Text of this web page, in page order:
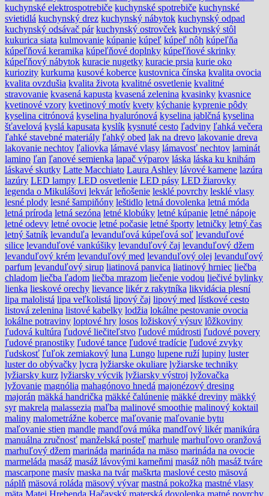
kuchynské elektrospotrebiče kuchynské spotrebiče kuchynské
svietidlá kuchynský drez kuchynský nábytok kuchynský odpad
kuchynský odsávač pár kuchynský ostrovček kuchynský stôl
kukurica siata kulmovanie kúpanie kúpeľ kúpeľ nôh kúpeľňa
kúpeľňová keramika kúpeľňové doplnky kúpeľňové skrinky
kúpeľňový nábytok kuracie nugetky kuracie prsia kurie oko
kuriozity kurkuma kusové koberce kustovnica čínska kvalita ovocia
kvalita ovzdušia kvalita života kvalitné osvetlenie kvalitné
stravovanie kvasená kapusta kvasená zelenina kvasinky kvasnice
kvetinové vzory kvetinový motív kvety kýchanie kyprenie pôdy
kyselina citrónová kyselina hyalurónová kyselina jablčná kyselina
šťavelová kyslá kapusata kyslík kysnuté cesto ľadviny ľahká večera
ľahké stavebné materiály ľahký obed lak na drevo lakovanie dreva
lakovanie nechtov ľaliovka lámavé vlasy lámavosť nechtov laminát
lamino ľan ľanové semienka lapač výparov láska láska ku knihám
láskavé skutky Latte Macchiato Laura Ashley lávové kamene lazúra
lazúry LED lampy LED osvetlenie LED pásy LED žiarovky
legenda o Mikulášovi lekvár leňošenie lesklé povrchy lesklé vlasy
lesné plody lesné šampiňóny leštidlo letná dovolenka letná móda
letná príroda letná sezóna letné klobúky letné kúpanie letné nápoje
letné odevy letné ovocie letné počasie letné športy letničky letný čas
letný šatník levanduľa levanduľová kúpeľová soľ levanduľové
silice levanduľové vankúšiky levanduľový čaj levanduľový džem
levanduľový krém levanduľový med levanduľový olej levanduľový
parfum levanduľový sirup liatinová panvica liatinový hrniec liečba
chladom liečba ľadom liečba mrazom liečenie vodou liečivé bylinky
lienka lieskové orechy lievance likér z rakytníka likvidácia plesní
lipa malolistá lipa veľkolistá lipový čaj lipový med lístkové cesto
listová zelenina listové kabelky lodžia lokálne pestovanie ovocia
lokálne potraviny loptové hry losos ložiskový výsuv lôžkoviny
ľudová kultúra ľudové liečiteľstvo ľudové múdrosti ľudové povery
ľudové pranostiky ľudové tance ľudové tradície ľudové zvyky
ľudskosť ľuľok zemiakový luna Lungo lupene ruží lupiny luster
luster do obývačky lycra lyžiarske okuliare lyžiarske techniky
lyžiarsky kurz lyžiarsky výcvik lyžiarsky výstroj lyžovačka
lyžovanie magnólia mahagónovo hnedá majonézový dresing
majorán mäkká handrička mäkké čalúnenie mäkké dreviny mäkký
syr makrela malassezia maľba malinové smoothie malinový koktail
maliny malometrážne koberce maľovanie maľovanie bytu
maľovanie stien mandle mandľová múka mandľový likér manikúra
manuálna zručnosť manželská posteľ marhule marhuľovo oranžová
marhuľový džem marináda marináda na mäso marináda na ovocie
marmeláda masáž masáž lávovými kameňmi masáž nôh masáž tváre
mascarpone masív maska na tvár maškrta maslové cesto mäsová
náplň mäsová roláda mäsový vývar mastná pokožka mastné vlasy